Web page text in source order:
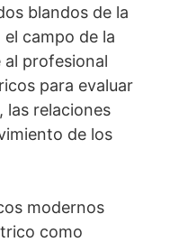
blandos de la
el campo de la
al profesional
para evaluar
las relaciones
de los
modernos
como